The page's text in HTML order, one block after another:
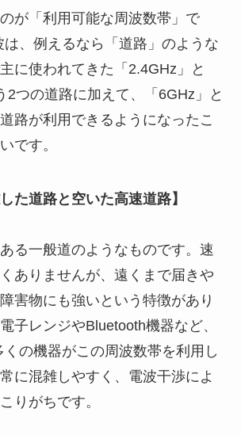
が「利用可能な周波数帯」で
、例えるなら「道路」のような
に使われてきた「2.4GHz」と
2つの道路に加えて、「6GHz」と
路が利用できるようになったこ
です。
た道路と空いた高速道路】
る一般道のようなものです。速
ありませんが、遠くまで届きや
害物にも強いという特徴があり
子レンジやBluetooth機器など、
の機器がこの周波数帯を利用し
に混雑しやすく、電波干渉によ
りがちです。